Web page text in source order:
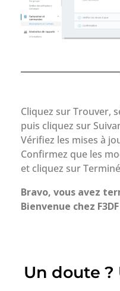
Cliquez sur Trouver,
puis cliquez sur
Vérifiez les mises à
Confirmez que les
et cliquez sur
Bravo, vous avez
Bienvenue chez
Un doute ?